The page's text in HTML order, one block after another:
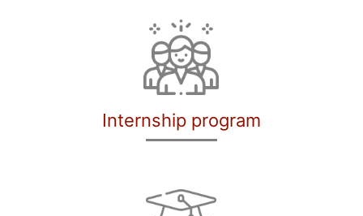
Internship program